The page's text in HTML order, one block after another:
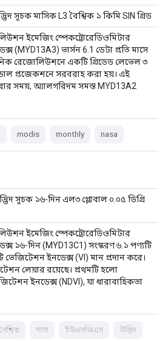
সূচক মাসিক L3 বৈশ্বিক ১ কিমি SIN গ্রিড
ইমেজিং স্পেকট্রোরেডিওমিটার
(MYD13A3) ভার্সন 6.1 ডেটা প্রতি মাসে
রেজোলিউশনে একটি গ্রিডেড লেভেল ৩
প্রজেকশনে সরবরাহ করা হয়। এই
সময়, অ্যালগরিদম সমস্ত MYD13A2
modis monthly nasa
সূচক ১৬-দিন এল৩ গ্লোবাল ০.০৫ ডিগ্রি
ইমেজিং স্পেকট্রোরেডিওমিটার
১৬-দিন (MYD13C1) সংস্করণ ৬.১ পণ্যটি
ভেজিটেশন ইনডেক্স (VI) মান প্রদান করে।
লেয়ার রয়েছে। প্রথমটি হলো
ইনডেক্স (NDVI), যা ধারাবাহিকতা
বৈশ্বিক নাসা ইউএসজিএস উদ্ভিদ